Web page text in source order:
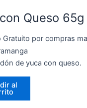
Queso 65g
Gratuito por compras
de yuca con queso.
al